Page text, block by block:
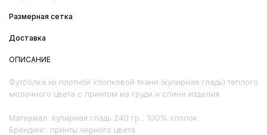
Размерная сетка
Доставка
ОПИСАНИЕ
Футболка из плотной хлопковой ткани (кулирная гладь) теплого
молочного цвета с принтом на груди и спине изделия
Материал: кулирная гладь 240 гр., 100% хлопок
Брендинг: принты черного цвета